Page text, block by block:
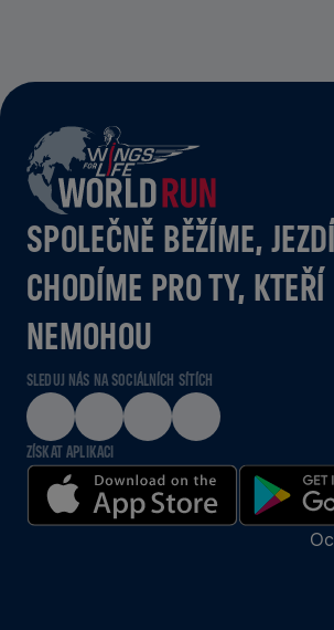
SPOLEČNĚ BĚŽÍME,
CHODÍME PRO TY, KTEŘÍ
NEMOHOU
SLEDUJ NÁS NA SOCIÁLNÍCH SÍTÍCH
ZÍSKAT APLIKACI